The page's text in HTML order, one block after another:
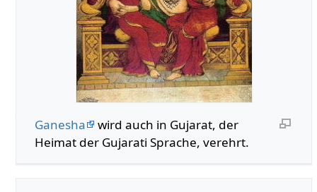
Ganesha
wird auch in Gujarat, der
Heimat der Gujarati Sprache, verehrt.